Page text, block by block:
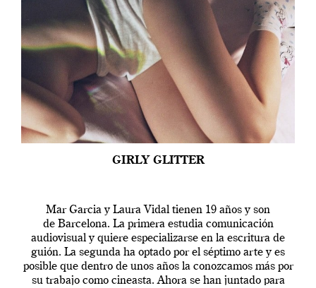
GIRLY GLITTER
Mar Garcia y Laura Vidal tienen 19 años y son
de Barcelona. La primera estudia comunicación
audiovisual y quiere especializarse en la escritura de
guión. La segunda ha optado por el séptimo arte y es
posible que dentro de unos años la conozcamos más por
su trabajo como cineasta. Ahora se han juntado para